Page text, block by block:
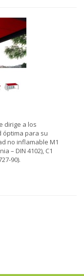
dirige a los
para su
no inflamable M1
– DIN 4102), C1
90).